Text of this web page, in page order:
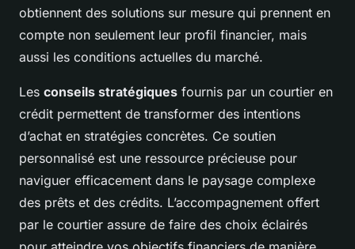
obtiennent des solutions sur mesure qui prennent en
compte non seulement leur profil financier, mais
aussi les conditions actuelles du marché.
Les conseils stratégiques fournis par un courtier en
crédit permettent de transformer des intentions
d’achat en stratégies concrètes. Ce soutien
personnalisé est une ressource précieuse pour
naviguer efficacement dans le paysage complexe
des prêts et des crédits. L’accompagnement offert
par le courtier assure de faire des choix éclairés